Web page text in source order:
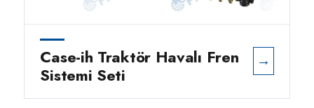
Case-ih Traktör Havalı Fren
Sistemi Seti
→